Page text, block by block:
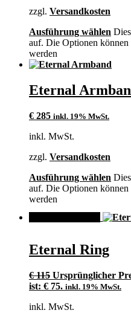
zzgl. Versandkosten
Ausführung wählen
auf. Die Optionen
werden
Eternal
€ 285 inkl. 19% MwSt.
inkl. MwSt.
zzgl. Versandkosten
Ausführung wählen
auf. Die Optionen
werden
Eternal Ring
€115 Ursprünglicher
ist: € 75. inkl. 19% MwSt.
inkl. MwSt.